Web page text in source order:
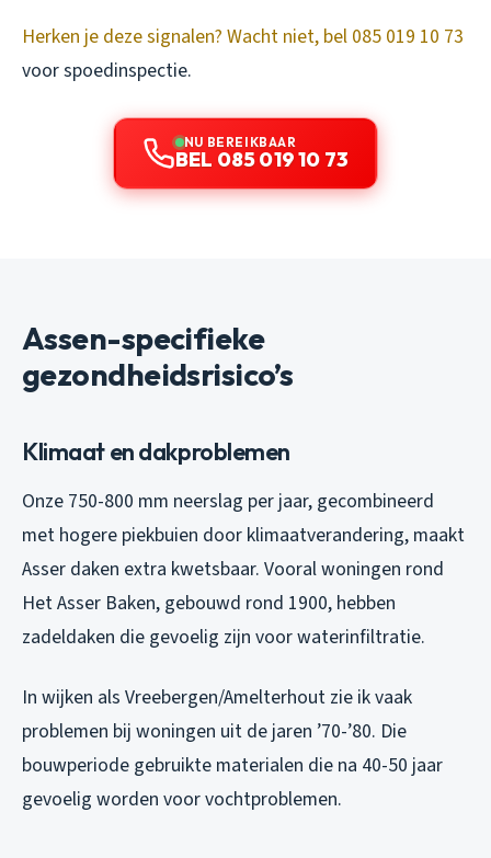
Herken je deze signalen? Wacht niet, bel 085 019 10 73
voor spoedinspectie.
NU BEREIKBAAR
BEL 085 019 10 73
Assen-specifieke
gezondheidsrisico’s
Klimaat en dakproblemen
Onze 750-800 mm neerslag per jaar, gecombineerd
met hogere piekbuien door klimaatverandering, maakt
Asser daken extra kwetsbaar. Vooral woningen rond
Het Asser Baken, gebouwd rond 1900, hebben
zadeldaken die gevoelig zijn voor waterinfiltratie.
In wijken als Vreebergen/Amelterhout zie ik vaak
problemen bij woningen uit de jaren ’70-’80. Die
bouwperiode gebruikte materialen die na 40-50 jaar
gevoelig worden voor vochtproblemen.